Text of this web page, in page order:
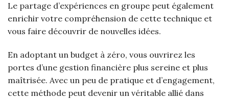
Le partage d’expériences en groupe peut également
enrichir votre compréhension de cette technique et
vous faire découvrir de nouvelles idées.
En adoptant un budget à zéro, vous ouvrirez les
portes d’une gestion financière plus sereine et plus
maîtrisée. Avec un peu de pratique et d’engagement,
cette méthode peut devenir un véritable allié dans